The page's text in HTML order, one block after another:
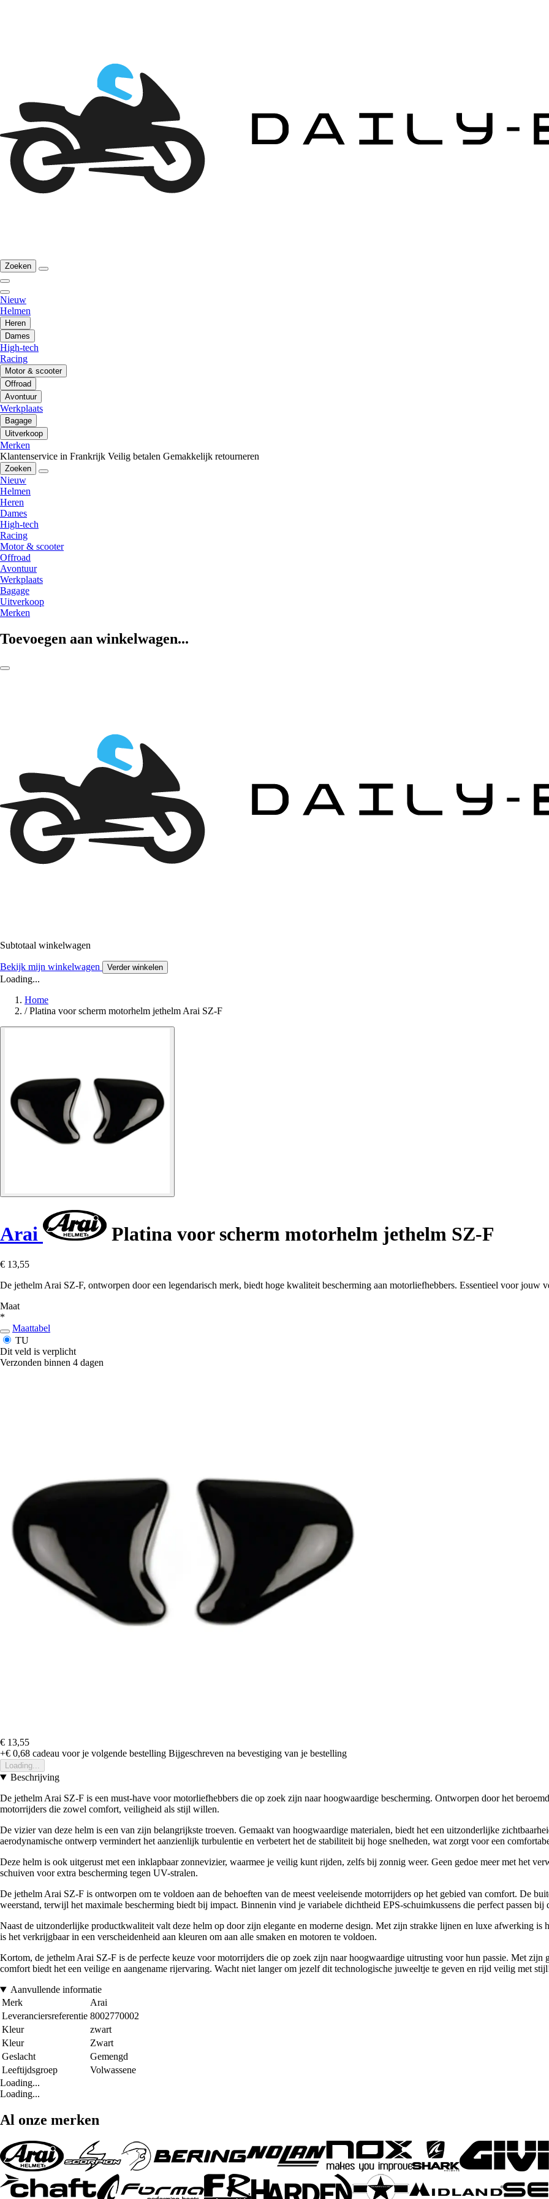
Zoeken
Nieuw
Helmen
Heren
Dames
High-tech
Racing
Motor & scooter
Offroad
Avontuur
Werkplaats
Bagage
Uitverkoop
Merken
Klantenservice in Frankrijk Veilig betalen Gemakkelijk retourneren
Zoeken
Nieuw
Helmen
Heren
Dames
High-tech
Racing
Motor & scooter
Offroad
Avontuur
Werkplaats
Bagage
Uitverkoop
Merken
Toevoegen aan winkelwagen...
Subtotaal winkelwagen
Bekijk mijn winkelwagen Verder winkelen
Loading...
Home
/ Platina voor scherm motorhelm jethelm Arai SZ-F
Arai Platina voor scherm motorhelm jethelm SZ-F
€ 13,55
De jethelm Arai SZ-F, ontworpen door een legendarisch merk, biedt hoge kwaliteit bescherming aan motorliefhebbers. Essentieel voor jouw
Maat
*
Maattabel
TU
Dit veld is verplicht
Verzonden binnen 4 dagen
€ 13,55
+€ 0,68 cadeau voor je volgende bestelling Bijgeschreven na bevestiging van je bestelling
Loading...
Beschrijving
De jethelm Arai SZ-F is een must-have voor motorliefhebbers die op zoek zijn naar hoogwaardige bescherming. Ontworpen door het
motorrijders die zowel comfort, veiligheid als stijl willen.
De vizier van deze helm is een van zijn belangrijkste troeven. Gemaakt van hoogwaardige materialen, biedt het een uitzonderlijke
aerodynamische ontwerp vermindert het aanzienlijk turbulentie en verbetert het de stabiliteit bij hoge snelheden, wat zorgt voor een
Deze helm is ook uitgerust met een inklapbaar zonnevizier, waarmee je veilig kunt rijden, zelfs bij zonnig weer. Geen gedoe meer met het
schuiven voor extra bescherming tegen UV-stralen.
De jethelm Arai SZ-F is ontworpen om te voldoen aan de behoeften van de meest veeleisende motorrijders op het gebied van comfort. De
weerstand, terwijl het maximale bescherming biedt bij impact. Binnenin vind je variabele dichtheid EPS-schuimkussens die perfect passen
Naast de uitzonderlijke productkwaliteit valt deze helm op door zijn elegante en moderne design. Met zijn strakke lijnen en luxe afwerking
is het verkrijgbaar in een verscheidenheid aan kleuren om aan alle smaken en motoren te voldoen.
Kortom, de jethelm Arai SZ-F is de perfecte keuze voor motorrijders die op zoek zijn naar hoogwaardige uitrusting voor hun passie. Met zijn
comfort biedt het een veilige en aangename rijervaring. Wacht niet langer om jezelf dit technologische juweeltje te geven en rijd veilig met
Aanvullende informatie
Merk
Arai
Leveranciersreferentie 8002770002
Kleur
zwart
Kleur
Zwart
Geslacht
Gemengd
Leeftijdsgroep
Volwassene
Loading...
Loading...
Al onze merken